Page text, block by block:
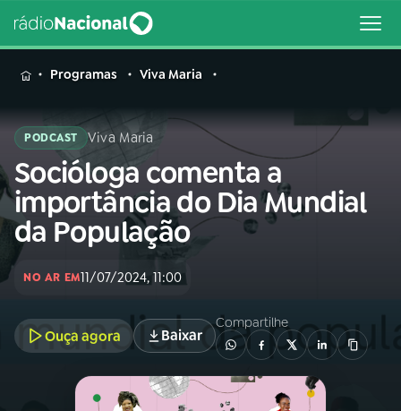
MENU
Buscar
na
Rádio
Nacional
Buscar
A RÁDIO
Programas Viva Maria
PODCAST Viva Maria
Socióloga comenta a
importância do Dia Mundial
da População
NO AR EM11/07/2024, 11:00
Ouça agora Baixar
Compartilhe